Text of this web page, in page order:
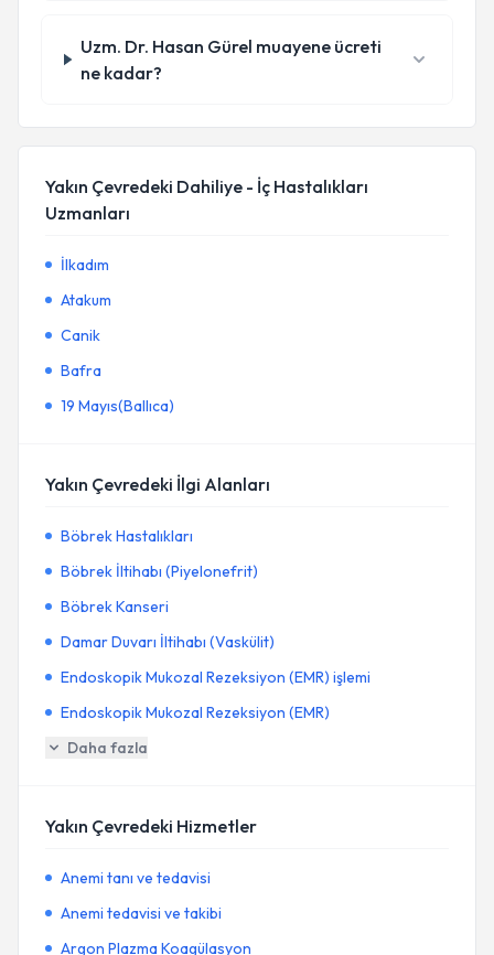
Uzm. Dr. Hasan Gürel muayene ücreti
ne kadar?
Yakın Çevredeki Dahiliye - İç Hastalıkları
Uzmanları
İlkadım
Atakum
Canik
Bafra
19 Mayıs(Ballıca)
Yakın Çevredeki İlgi Alanları
Böbrek Hastalıkları
Böbrek İltihabı (Piyelonefrit)
Böbrek Kanseri
Damar Duvarı İltihabı (Vaskülit)
Endoskopik Mukozal Rezeksiyon (EMR) işlemi
Endoskopik Mukozal Rezeksiyon (EMR)
Daha fazla
Yakın Çevredeki Hizmetler
Anemi tanı ve tedavisi
Anemi tedavisi ve takibi
Argon Plazma Koagülasyon